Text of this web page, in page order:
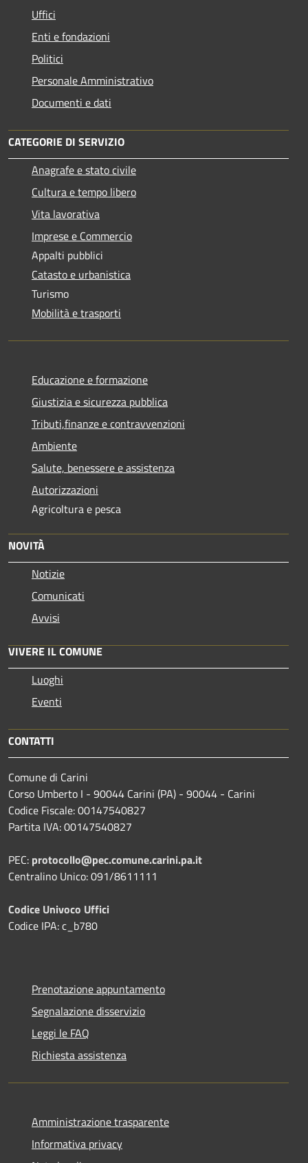
Uffici
Enti e fondazioni
Politici
Personale Amministrativo
Documenti e dati
CATEGORIE DI SERVIZIO
Anagrafe e stato civile
Cultura e tempo libero
Vita lavorativa
Imprese e Commercio
Appalti pubblici
Catasto e urbanistica
Turismo
Mobilità e trasporti
Educazione e formazione
Giustizia e sicurezza pubblica
Tributi,finanze e contravvenzioni
Ambiente
Salute, benessere e assistenza
Autorizzazioni
Agricoltura e pesca
NOVITÀ
Notizie
Comunicati
Avvisi
VIVERE IL COMUNE
Luoghi
Eventi
CONTATTI
Comune di Carini
Corso Umberto I - 90044 Carini (PA) - 90044 - Carini
Codice Fiscale: 00147540827
Partita IVA: 00147540827
PEC: protocollo@pec.comune.carini.pa.it
Centralino Unico: 091/8611111
Codice Univoco Uffici
Codice IPA: c_b780
Prenotazione appuntamento
Segnalazione disservizio
Leggi le FAQ
Richiesta assistenza
Amministrazione trasparente
Informativa privacy